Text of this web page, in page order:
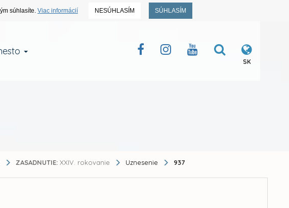
súhlasíte. Viac informácií NESÚHLASÍM SÚHLASÍM
SK
ZASADNUTIE: XXIV. rokovanie Uznesenie 937